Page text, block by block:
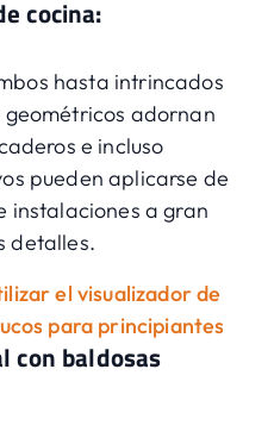
cocina:
hasta intrincados
adornan
e incluso
pueden aplicarse de
instalaciones a gran
detalles.
el visualizador de
para principiantes
con baldosas